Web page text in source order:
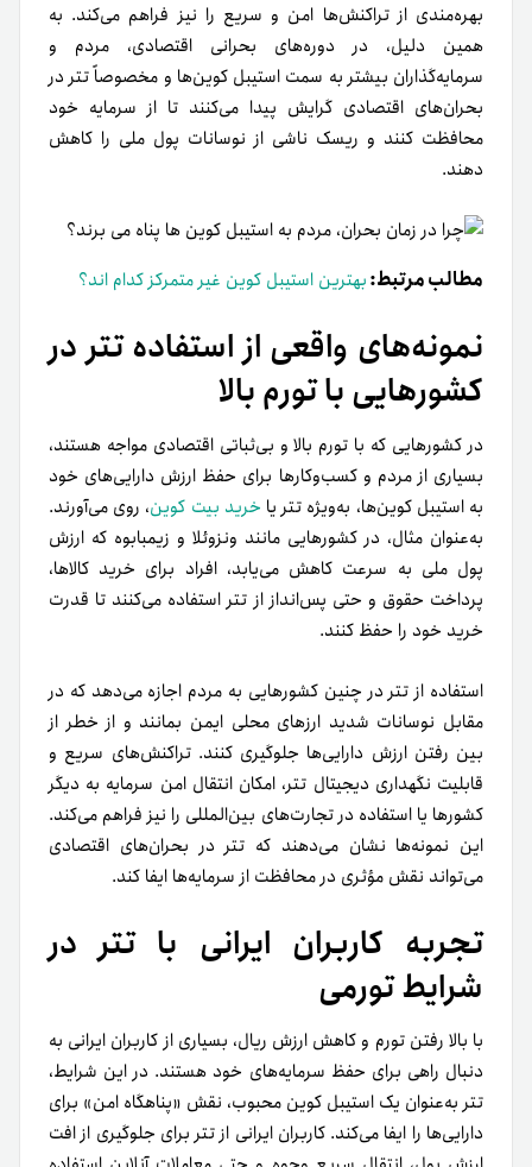
بهره‌مندی از تراکنش‌ها امن و سریع را نیز فراهم می‌کند. به
همین دلیل، در دوره‌های بحرانی اقتصادی، مردم و
سرمایه‌گذاران بیشتر به سمت استیبل کوین‌ها و مخصوصاً تتر در
بحران‌های اقتصادی گرایش پیدا می‌کنند تا از سرمایه خود
محافظت کنند و ریسک ناشی از نوسانات پول ملی را کاهش
دهند.
مطالب مرتبط:بهترین استیبل کوین غیر متمرکز کدام اند؟
نمونه‌های واقعی از استفاده تتر در
کشورهایی با تورم بالا
در کشورهایی که با تورم بالا و بی‌ثباتی اقتصادی مواجه هستند،
بسیاری از مردم و کسب‌وکارها برای حفظ ارزش دارایی‌های خود
به استیبل کوین‌ها، به‌ویژه تتر یا خرید بیت کوین، روی می‌آورند.
به‌عنوان مثال، در کشورهایی مانند ونزوئلا و زیمبابوه که ارزش
پول ملی به سرعت کاهش می‌یابد، افراد برای خرید کالاها،
پرداخت حقوق و حتی پس‌انداز از تتر استفاده می‌کنند تا قدرت
خرید خود را حفظ کنند.
استفاده از تتر در چنین کشورهایی به مردم اجازه می‌دهد که در
مقابل نوسانات شدید ارزهای محلی ایمن بمانند و از خطر از
بین رفتن ارزش دارایی‌ها جلوگیری کنند. تراکنش‌های سریع و
قابلیت نگهداری دیجیتال تتر، امکان انتقال امن سرمایه به دیگر
کشورها یا استفاده در تجارت‌های بین‌المللی را نیز فراهم می‌کند.
این نمونه‌ها نشان می‌دهند که تتر در بحران‌های اقتصادی
می‌تواند نقش مؤثری در محافظت از سرمایه‌ها ایفا کند.
تجربه کاربران ایرانی با تتر در
شرایط تورمی
با بالا رفتن تورم و کاهش ارزش ریال، بسیاری از کاربران ایرانی به
دنبال راهی برای حفظ سرمایه‌های خود هستند. در این شرایط،
تتر به‌عنوان یک استیبل کوین محبوب، نقش «پناهگاه امن» برای
دارایی‌ها را ایفا می‌کند. کاربران ایرانی از تتر برای جلوگیری از افت